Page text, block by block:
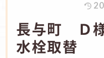
長与町 Ｄ
水栓取替